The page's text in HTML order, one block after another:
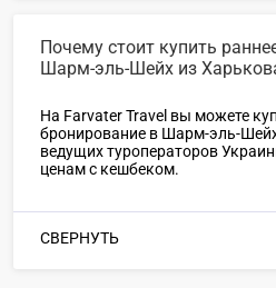
Почему стоит купить
Шарм-эль-Шейх из
На Farvater Travel вы можете
бронирование в Шарм-эль-
ведущих туроператоров
ценам с кешбеком.
СВЕРНУТЬ